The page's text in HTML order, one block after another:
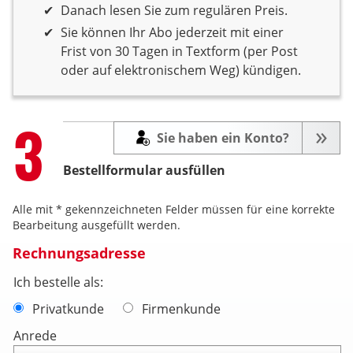
Danach lesen Sie zum regulären Preis.
Sie können Ihr Abo jederzeit mit einer
Frist von 30 Tagen in Textform (per Post
oder auf elektronischem Weg) kündigen.
Step
3 Bestellformular ausfüllen
Sie haben ein Konto?
Alle mit * gekennzeichneten Felder müssen für eine korrekte
Bearbeitung ausgefüllt werden.
Rechnungsadresse
Ich bestelle als:
Privatkunde
Firmenkunde
Anrede